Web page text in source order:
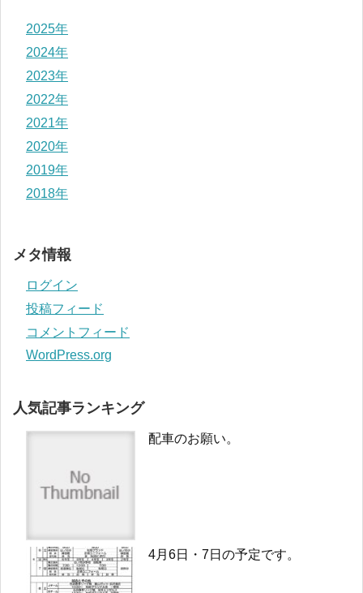
2025年
2024年
2023年
2022年
2021年
2020年
2019年
2018年
メタ情報
ログイン
投稿フィード
コメントフィード
WordPress.org
人気記事ランキング
配車のお願い。
4月6日・7日の予定です。